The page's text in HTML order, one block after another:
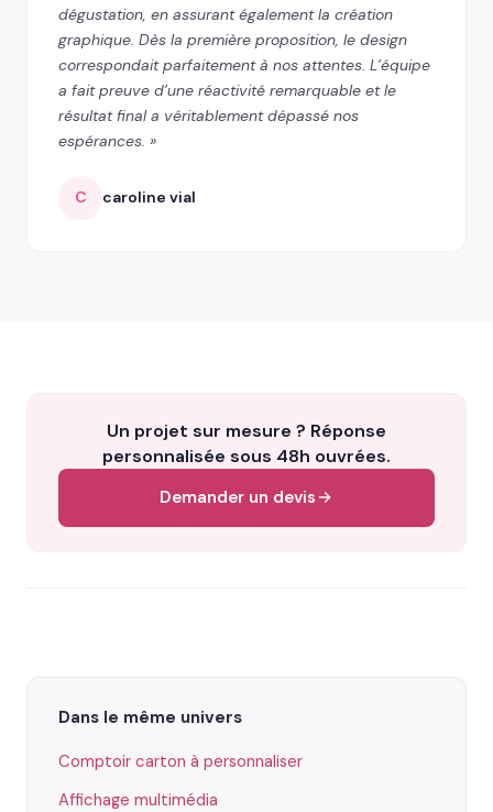
dégustation, en assurant également la création
graphique. Dès la première proposition, le design
correspondait parfaitement à nos attentes. L’équipe
a fait preuve d’une réactivité remarquable et le
résultat final a véritablement dépassé nos
espérances. »
C caroline vial
Un projet sur mesure ? Réponse
personnalisée sous 48h ouvrées.
Demander un devis
Dans le même univers
Comptoir carton à personnaliser
Affichage multimédia